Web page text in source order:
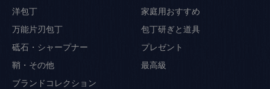
洋包丁
万能片刃包丁
砥石・シャープナー
鞘・その他
ブランドコレクション
家庭用おすすめ
包丁研ぎと道具
プレゼント
最高級